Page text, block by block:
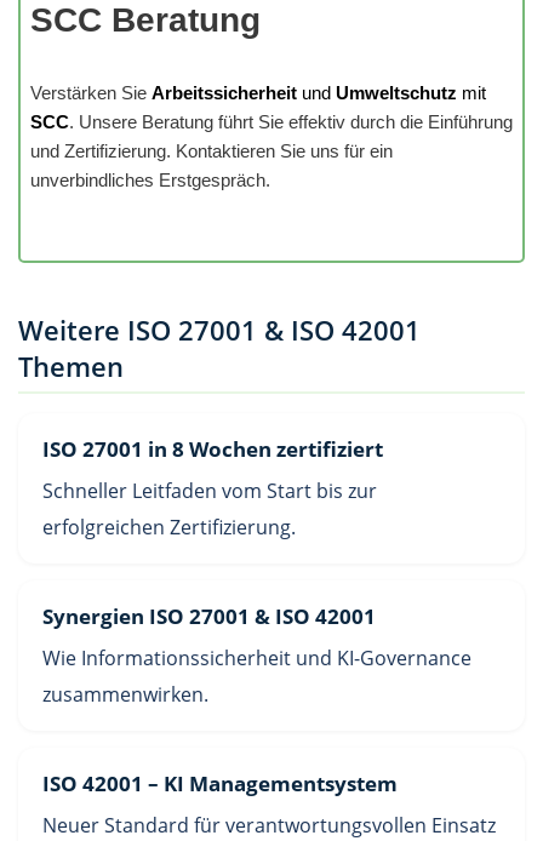
SCC Beratung
Verstärken Sie Arbeitssicherheit und Umweltschutz mit
SCC. Unsere Beratung führt Sie effektiv durch die Einführung
und Zertifizierung. Kontaktieren Sie uns für ein
unverbindliches Erstgespräch.
Weitere ISO 27001 & ISO 42001
Themen
ISO 27001 in 8 Wochen zertifiziert
Schneller Leitfaden vom Start bis zur
erfolgreichen Zertifizierung.
Synergien ISO 27001 & ISO 42001
Wie Informationssicherheit und KI-Governance
zusammenwirken.
ISO 42001 – KI Managementsystem
Neuer Standard für verantwortungsvollen Einsatz